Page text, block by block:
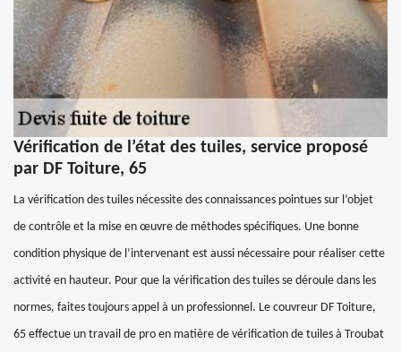
Vérification de l’état des tuiles, service proposé
par DF Toiture, 65
La vérification des tuiles nécessite des connaissances pointues sur l’objet
de contrôle et la mise en œuvre de méthodes spécifiques. Une bonne
condition physique de l’intervenant est aussi nécessaire pour réaliser cette
activité en hauteur. Pour que la vérification des tuiles se déroule dans les
normes, faites toujours appel à un professionnel. Le couvreur DF Toiture,
65 effectue un travail de pro en matière de vérification de tuiles à Troubat